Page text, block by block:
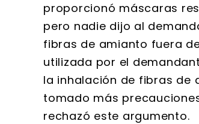
proporcionó máscaras
pero nadie dijo al
fibras de amianto fuera
utilizada por el
la inhalación de fibras de
tomado más
rechazó este argumento.